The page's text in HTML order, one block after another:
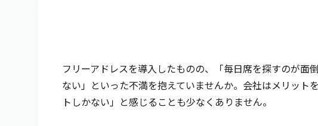
フリーアドレスを導入したものの、「毎日席を探すのが面
ない」といった不満を抱えていませんか。会社はメリット
トしかない」と感じることも少なくありません。